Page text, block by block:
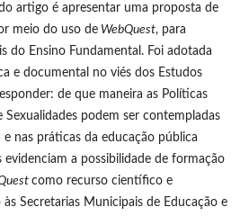
artigo é apresentar uma proposta de
meio do uso deWebQuest, para
do Ensino Fundamental. Foi adotada
e documental no viés dos Estudos
de que maneira as Políticas
Sexualidades podem ser contempladas
nas práticas da educação pública
evidenciam a possibilidade de formação
como recurso científico e
Secretarias Municipais de Educação e